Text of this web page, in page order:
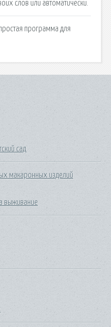
слов или автоматически.
программа для
сад
макаронных изделий
выживание